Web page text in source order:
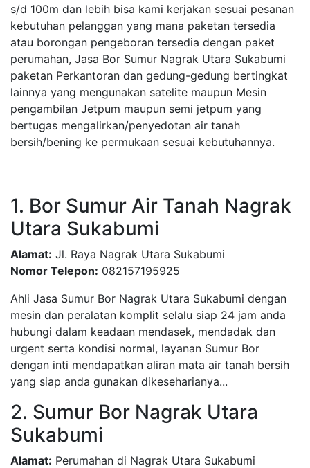
s/d 100m dan lebih bisa kami kerjakan sesuai pesanan
kebutuhan pelanggan yang mana paketan tersedia
atau borongan pengeboran tersedia dengan paket
perumahan, Jasa Bor Sumur Nagrak Utara Sukabumi
paketan Perkantoran dan gedung-gedung bertingkat
lainnya yang mengunakan satelite maupun Mesin
pengambilan Jetpum maupun semi jetpum yang
bertugas mengalirkan/penyedotan air tanah
bersih/bening ke permukaan sesuai kebutuhannya.
1. Bor Sumur Air Tanah Nagrak
Utara Sukabumi
Alamat: Jl. Raya Nagrak Utara Sukabumi
Nomor Telepon: 082157195925
Ahli Jasa Sumur Bor Nagrak Utara Sukabumi dengan
mesin dan peralatan komplit selalu siap 24 jam anda
hubungi dalam keadaan mendasek, mendadak dan
urgent serta kondisi normal, layanan Sumur Bor
dengan inti mendapatkan aliran mata air tanah bersih
yang siap anda gunakan dikeseharianya...
2. Sumur Bor Nagrak Utara
Sukabumi
Alamat: Perumahan di Nagrak Utara Sukabumi